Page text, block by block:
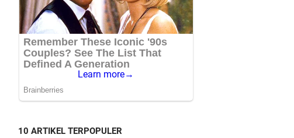
10 ARTIKEL TERPOPULER